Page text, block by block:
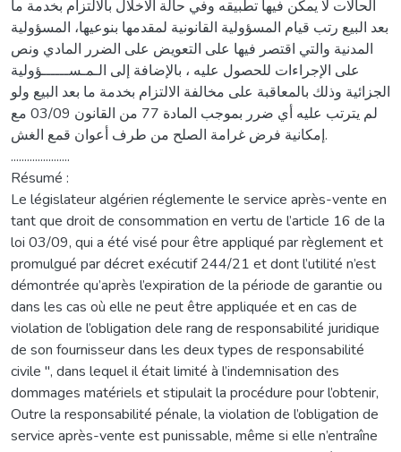
الحالات لا يمكن فيها تطبيقه وفي حالة الاخلال بالالتزام بخدمة ما
بعد البيع رتب قيام المسؤولية القانونية لمقدمها بنوعيها، المسؤولية
المدنية والتي اقتصر فيها على التعويض على الضرر المادي ونص
على الإجراءات للحصول عليه ، بالإضافة إلى الـمـســــــؤولية
الجزائية وذلك بالمعاقبة على مخالفة الالتزام بخدمة ما بعد البيع ولو
لم يترتب عليه أي ضرر بموجب المادة 77 من القانون 03/09 مع
إمكانية فرض غرامة الصلح من طرف أعوان قمع الغش.
......................
Résumé :
Le législateur algérien réglemente le service après-vente en
tant que droit de consommation en vertu de l’article 16 de la
loi 03/09, qui a été visé pour être appliqué par règlement et
promulgué par décret exécutif 244/21 et dont l’utilité n’est
démontrée qu’après l’expiration de la période de garantie ou
dans les cas où elle ne peut être appliquée et en cas de
violation de l’obligation dele rang de responsabilité juridique
de son fournisseur dans les deux types de responsabilité
civile ", dans lequel il était limité à l’indemnisation des
dommages matériels et stipulait la procédure pour l’obtenir,
Outre la responsabilité pénale, la violation de l’obligation de
service après-vente est punissable, même si elle n’entraîne